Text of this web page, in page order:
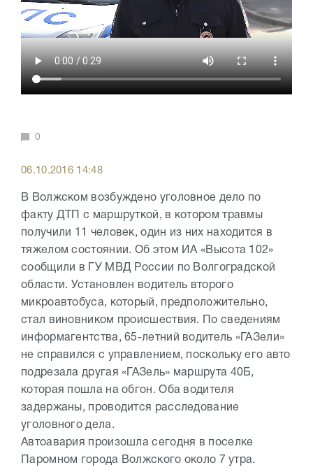
0
06.10.2016 14:48
В Волжском возбуждено уголовное дело по
факту ДТП с маршруткой, в котором травмы
получили 11 человек, один из них находится в
тяжелом состоянии. Об этом ИА «Высота 102»
сообщили в ГУ МВД России по Волгоградской
области. Установлен водитель второго
микроавтобуса, который, предположительно,
стал виновником происшествия. По сведениям
информагентства, 65-летний водитель «ГАЗели»
не справился с управлением, поскольку его авто
подрезала другая «ГАЗель» маршрута 40Б,
которая пошла на обгон. Оба водителя
задержаны, проводится расследование
уголовного дела.
Автоавария произошла сегодня в поселке
Паромном города Волжского около 7 утра.